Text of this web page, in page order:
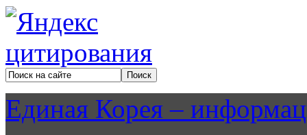
Единая Корея –